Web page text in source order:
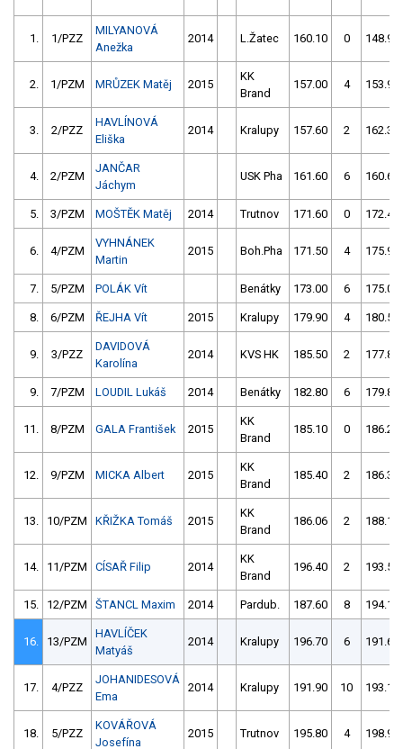
1. 1/PZZ
MILYANOVÁ
Anežka
2014 L.Žatec 160.10 0 148.90
2. 1/PZM MRŮZEK Matěj 2015
KK
Brand
157.00 4 153.90
3. 2/PZZ
HAVLÍNOVÁ
Eliška
2014 Kralupy 157.60 2 162.30
4. 2/PZM
JANČAR
Jáchym
USK Pha 161.60 6 160.60
5. 3/PZM MOŠTĚK Matěj 2014 Trutnov 171.60 0 172.40
6. 4/PZM
VYHNÁNEK
Martin
2015 Boh.Pha 171.50 4 175.90
7. 5/PZM POLÁK Vít Benátky 173.00 6 175.00
8. 6/PZM ŘEJHA Vít 2015 Kralupy 179.90 4 180.50
9. 3/PZZ
DAVIDOVÁ
Karolína
2014 KVS HK 185.50 2 177.80
9. 7/PZM LOUDIL Lukáš 2014 Benátky 182.80 6 179.80
11. 8/PZM GALA František 2015
KK
Brand
185.10 0 186.20
12. 9/PZM MICKA Albert 2015
KK
Brand
185.40 2 186.30
13. 10/PZM KŘIŽKA Tomáš 2015
KK
Brand
186.06 2 188.10
14. 11/PZM CÍSAŘ Filip 2014
KK
Brand
196.40 2 193.50
15. 12/PZM ŠTANCL Maxim 2014 Pardub. 187.60 8 194.10
16. 13/PZM
HAVLÍČEK
Matyáš
2014 Kralupy 196.70 6 191.60
17. 4/PZZ
JOHANIDESOVÁ
Ema
2014 Kralupy 191.90 10 193.10
18. 5/PZZ
KOVÁŘOVÁ
Josefína
2015 Trutnov 195.80 4 198.90